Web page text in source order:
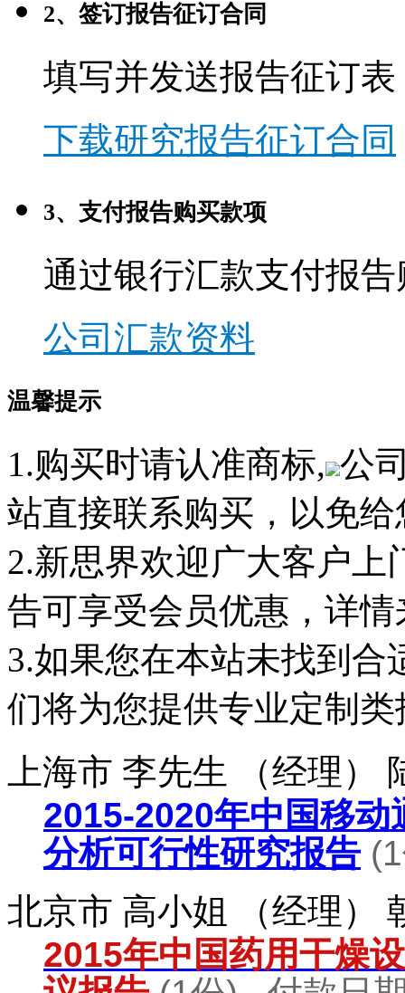
2、签订报告征订合同
填写并发送报告征订表
下载研究报告征订合同
3、支付报告购买款项
通过银行汇款支付报
公司汇款资料
温馨提示
1.购买时请认准商标, 公
站直接联系购买，以免
2.新思界欢迎广大客户
告可享受会员优惠，详
3.如果您在本站未找到
们将为您提供专业定制类
上海市 李先生 （经理）
2015-2020年中国移
分析可行性研究报告(1
北京市 高小姐 （经理）
2015年中国药用干燥